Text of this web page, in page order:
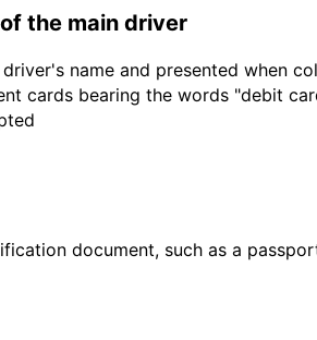
the main driver
name and presented when
cards bearing the words "debit
document, such as a